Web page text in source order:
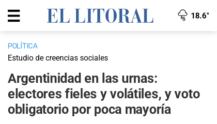
18.6°
POLÍTICA
Estudio de creencias sociales
Argentinidad en las urnas:
electores fieles y volátiles, y voto
obligatorio por poca mayoría